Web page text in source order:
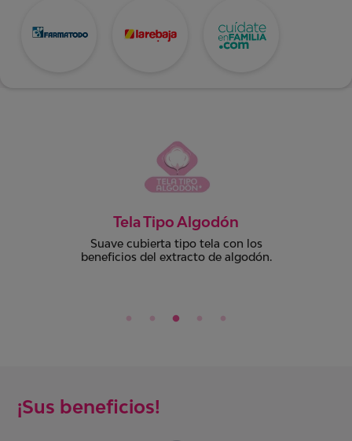
Dermatológicamente
comprobado
Todos nuestros productos cuentan con
¡Sus beneficios!